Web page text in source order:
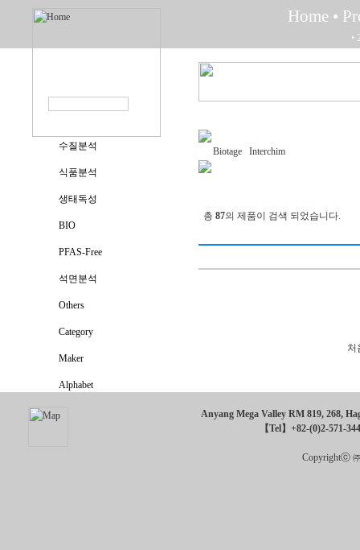
Home •
•
수질분석
식품분석
생태독성
BIO
PFAS-Free
석면분석
Others
Category
Maker
Alphabet
Biotage Interchim
총 87의 제품이 검색 되었습니다.
처
Anyang Mega Valley RM 819, 268,
【Tel】+82-(0)2-571-
Copyrightⓒ